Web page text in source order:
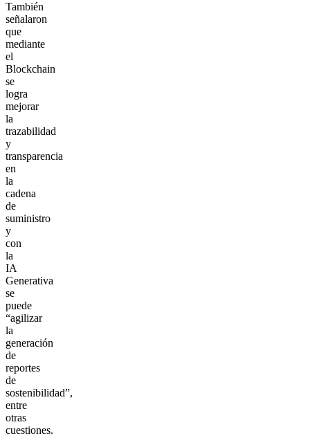
También
señalaron
que
mediante
el
Blockchain
se
logra
mejorar
la
trazabilidad
y
transparencia
en
la
cadena
de
suministro
y
con
la
IA
Generativa
se
puede
“agilizar
la
generación
de
reportes
de
sostenibilidad”,
entre
otras
cuestiones.